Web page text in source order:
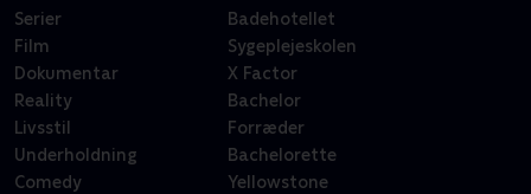
Serier
Film
Dokumentar
Reality
Livsstil
Underholdning
Comedy
Badehotellet
Sygeplejeskolen
X Factor
Bachelor
Forræder
Bachelorette
Yellowstone